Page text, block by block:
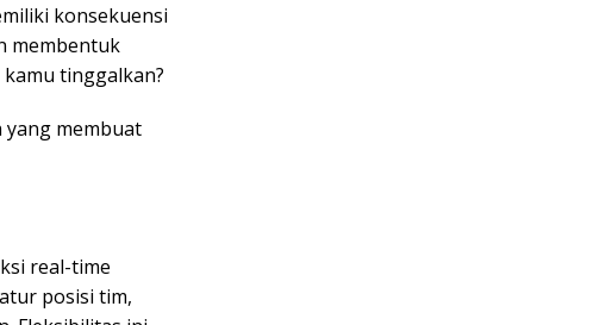
konsekuensi
membentuk
tinggalkan?
yang membuat
real-time
posisi tim,